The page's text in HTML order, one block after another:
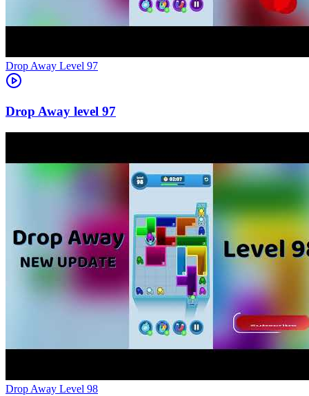
Level 97
97
Level 98